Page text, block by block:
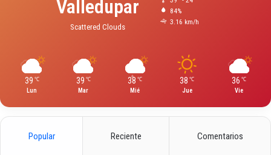
Valledupar
Scattered Clouds
84%
3.16 km/h
39 ℃
Lun
39 ℃
Mar
38 ℃
Mié
38 ℃
Jue
36 ℃
Vie
Popular Reciente Comentarios